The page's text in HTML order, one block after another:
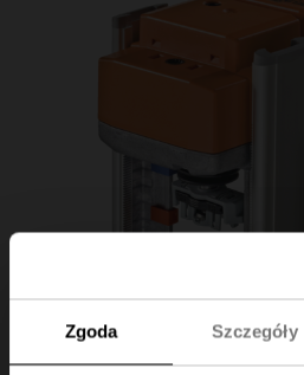
Zgoda Szczegóły